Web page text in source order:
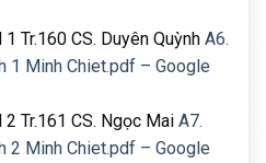
Tr.160 CS. Duyên Quỳnh A6.
1 Minh Chiet.pdf – Google
2 Tr.161 CS. Ngọc Mai A7.
2 Minh Chiet.pdf – Google